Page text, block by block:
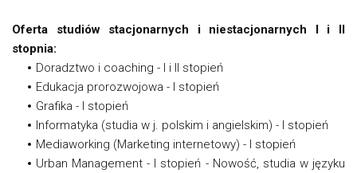
Oferta studiów stacjonarnych i niestacjonarnych I i II
stopnia:
Doradztwo i coaching - I i II stopień
Edukacja prorozwojowa - I stopień
Grafika - I stopień
Informatyka (studia w j. polskim i angielskim) - I stopień
Mediaworking (Marketing internetowy) - I stopień
Urban Management - I stopień - Nowość, studia w języku